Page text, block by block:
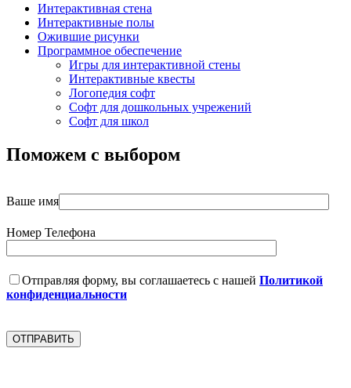
Интерактивная стена
Интерактивные полы
Ожившие рисунки
Программное обеспечение
Игры для интерактивной стены
Интерактивные квесты
Логопедия софт
Софт для дошкольных учрежений
Софт для школ
Поможем с выбором
Ваше имя
Номер Телефона
Отправляя форму, вы соглашаетесь с нашей Политикой
конфиденциальности